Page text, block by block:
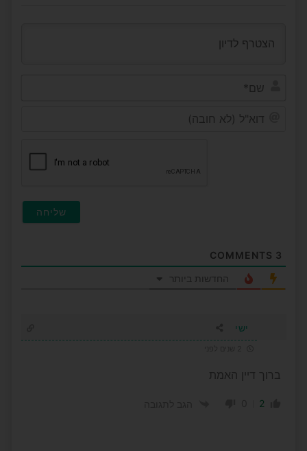
3
החדשות ביותר
ישי
ברוך דיין האמת
2